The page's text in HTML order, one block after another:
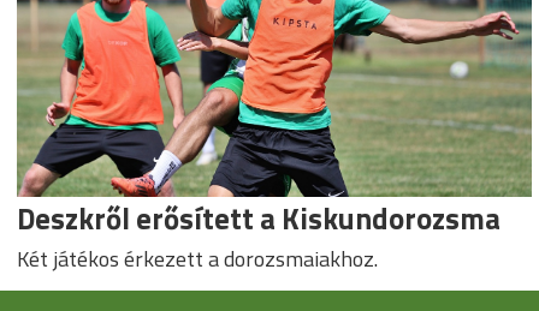
Deszkről erősített a Kiskundorozsma
Két játékos érkezett a dorozsmaiakhoz.